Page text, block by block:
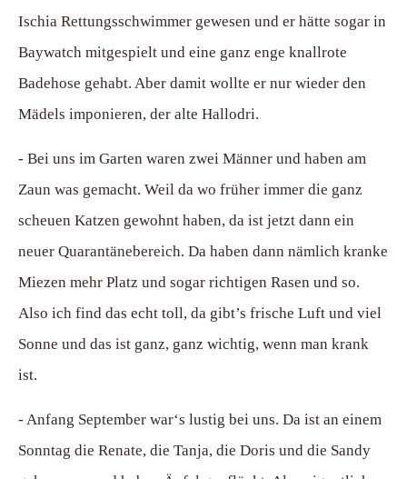
Ischia Rettungsschwimmer gewesen und er hätte sogar in
Baywatch mitgespielt und eine ganz enge knallrote
Badehose gehabt. Aber damit wollte er nur wieder den
Mädels imponieren, der alte Hallodri.
- Bei uns im Garten waren zwei Männer und haben am
Zaun was gemacht. Weil da wo früher immer die ganz
scheuen Katzen gewohnt haben, da ist jetzt dann ein
neuer Quarantänebereich. Da haben dann nämlich kranke
Miezen mehr Platz und sogar richtigen Rasen und so.
Also ich find das echt toll, da gibt’s frische Luft und viel
Sonne und das ist ganz, ganz wichtig, wenn man krank
ist.
- Anfang September war‘s lustig bei uns. Da ist an einem
Sonntag die Renate, die Tanja, die Doris und die Sandy